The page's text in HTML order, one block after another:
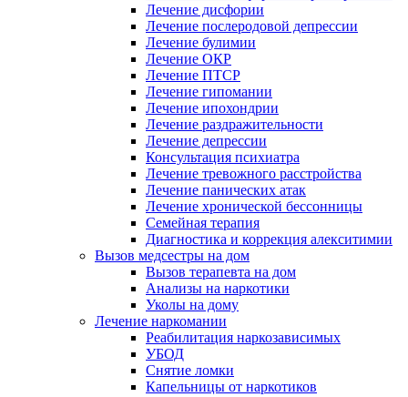
Лечение дисфории
Лечение послеродовой депрессии
Лечение булимии
Лечение ОКР
Лечение ПТСР
Лечение гипомании
Лечение ипохондрии
Лечение раздражительности
Лечение депрессии
Консультация психиатра
Лечение тревожного расстройства
Лечение панических атак
Лечение хронической бессонницы
Семейная терапия
Диагностика и коррекция алекситимии
Вызов медсестры на дом
Вызов терапевта на дом
Анализы на наркотики
Уколы на дому
Лечение наркомании
Реабилитация наркозависимых
УБОД
Снятие ломки
Капельницы от наркотиков